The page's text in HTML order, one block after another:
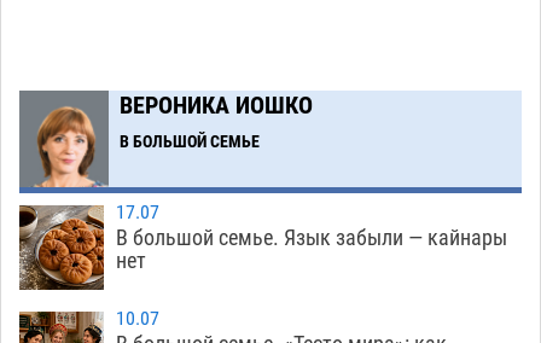
перехода, попал под колеса авто в Астрахани
12:02
Астраханский следком помог подростку
получить зарплату за честный труд
447
гандболисты крупно проиграли пермякам
ВЕРОНИКА ИОШКО
В БОЛЬШОЙ СЕМЬЕ
17.07
В большой семье. Язык забыли — кайнары
нет
10.07